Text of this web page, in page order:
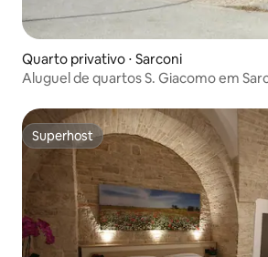
Quarto privativo ⋅ Sarconi
Aluguel de quartos S. Giacomo em
Superhost
Superhost